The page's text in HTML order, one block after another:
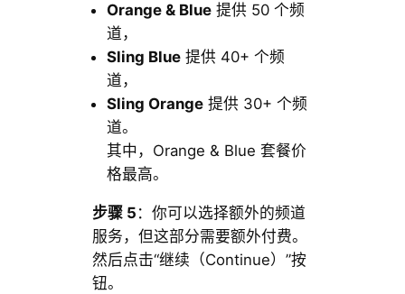
Orange & Blue提供 50 个频
道，
Sling Blue提供 40+ 个频
道，
Sling Orange提供 30+ 个频
道。
其中，Orange & Blue 套餐价
格最高。
步骤 5 ：你可以选择额外的频道
服务，但这部分需要额外付费。
然后点击“继续（Continue）”按
钮。